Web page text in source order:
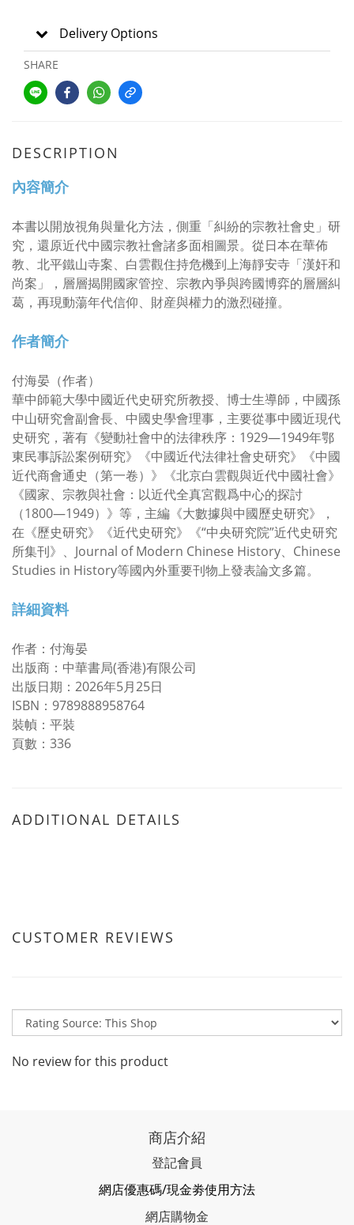
Delivery Options
SHARE
DESCRIPTION
內容簡介
本書以開放視角與量化方法，側重「糾紛的宗教社會史」研
究，還原近代中國宗教社會諸多面相圖景。從日本在華佈
教、北平鐵山寺案、白雲觀住持危機到上海靜安寺「漢奸和
尚案」，層層揭開國家管控、宗教內爭與跨國博弈的層層糾
葛，再現動蕩年代信仰、財産與權力的激烈碰撞。
作者簡介
付海晏（作者）
華中師範大學中國近代史研究所教授、博士生導師，中國孫
中山研究會副會長、中國史學會理事，主要從事中國近現代
史研究，著有《變動社會中的法律秩序：1929—1949年鄂
東民事訴訟案例研究》《中國近代法律社會史研究》《中國
近代商會通史（第一卷）》《北京白雲觀與近代中國社會》
《國家、宗教與社會：以近代全真宮觀爲中心的探討
（1800—1949）》等，主編《大數據與中國歷史研究》，
在《歷史研究》《近代史研究》《“中央研究院”近代史研究
所集刊》、Journal of Modern Chinese History、Chinese
Studies in History等國內外重要刊物上發表論文多篇。
詳細資料
作者：付海晏
出版商：中華書局(香港)有限公司
出版日期：2026年5月25日
ISBN：9789888958764
裝幀：平裝
頁數：336
ADDITIONAL DETAILS
CUSTOMER REVIEWS
No review for this product
商店介紹
登記會員
網店優惠碼/現金劵使用方法
網店購物金